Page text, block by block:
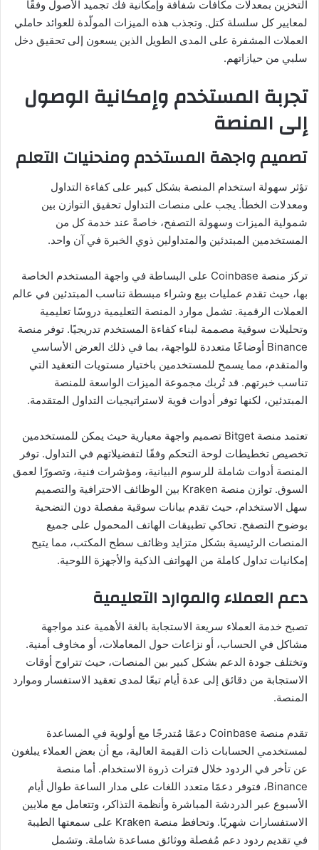
التخزين بمعدلات مكافآت شفافة وإمكانية فك تجميد الأصول وفقًا
لمعايير كل سلسلة كتل. وتجذب هذه الميزات المولّدة للعوائد حاملي
العملات المشفرة على المدى الطويل الذين يسعون إلى تحقيق دخل
سلبي من حيازاتهم.
تجربة المستخدم وإمكانية الوصول
إلى المنصة
تصميم واجهة المستخدم ومنحنيات التعلم
تؤثر سهولة استخدام المنصة بشكل كبير على كفاءة التداول
ومعدلات الخطأ. يجب على منصات التداول تحقيق التوازن بين
شمولية الميزات وسهولة التصفح، خاصةً عند خدمة كل من
المستخدمين المبتدئين والمتداولين ذوي الخبرة في آن واحد.
تركز منصة Coinbase على البساطة في واجهة المستخدم الخاصة
بها، حيث تقدم عمليات بيع وشراء مبسطة تناسب المبتدئين في عالم
العملات الرقمية. تشمل موارد المنصة التعليمية دروسًا تعليمية
وتحليلات سوقية مصممة لبناء كفاءة المستخدم تدريجيًا. توفر منصة
Binance أوضاعًا متعددة للواجهة، بما في ذلك العرض الأساسي
والمتقدم، مما يسمح للمستخدمين باختيار مستويات التعقيد التي
تناسب خبرتهم. قد تُربك مجموعة الميزات الواسعة للمنصة
المبتدئين، لكنها توفر أدوات قوية لاستراتيجيات التداول المتقدمة.
تعتمد منصة Bitget تصميم واجهة معيارية حيث يمكن للمستخدمين
تخصيص تخطيطات لوحة التحكم وفقًا لتفضيلاتهم في التداول. توفر
المنصة أدوات شاملة للرسوم البيانية، ومؤشرات فنية، وتصورًا لعمق
السوق. توازن منصة Kraken بين الوظائف الاحترافية والتصميم
سهل الاستخدام، حيث تقدم بيانات سوقية مفصلة دون التضحية
بوضوح التصفح. تحاكي تطبيقات الهاتف المحمول على جميع
المنصات الرئيسية بشكل متزايد وظائف سطح المكتب، مما يتيح
إمكانيات تداول كاملة من الهواتف الذكية والأجهزة اللوحية.
دعم العملاء والموارد التعليمية
تصبح خدمة العملاء سريعة الاستجابة بالغة الأهمية عند مواجهة
مشاكل في الحساب، أو نزاعات حول المعاملات، أو مخاوف أمنية.
وتختلف جودة الدعم بشكل كبير بين المنصات، حيث تتراوح أوقات
الاستجابة من دقائق إلى عدة أيام تبعًا لمدى تعقيد الاستفسار وموارد
المنصة.
تقدم منصة Coinbase دعمًا مُتدرجًا مع أولوية في المساعدة
لمستخدمي الحسابات ذات القيمة العالية، مع أن بعض العملاء يبلغون
عن تأخر في الردود خلال فترات ذروة الاستخدام. أما منصة
Binance، فتوفر دعمًا متعدد اللغات على مدار الساعة طوال أيام
الأسبوع عبر الدردشة المباشرة وأنظمة التذاكر، وتتعامل مع ملايين
الاستفسارات شهريًا. وتحافظ منصة Kraken على سمعتها الطيبة
في تقديم ردود دعم مُفصلة ووثائق مساعدة شاملة. وتشمل